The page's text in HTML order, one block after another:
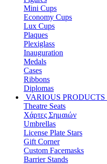
Mini Cups
Economy Cups
Lux Cups
Plaques
Plexiglass
Inauguration
Medals
Cases
Ribbons
Diplomas
VARIOUS PRODUCTS
Theatre Seats
Χάρτες Σημαιών
Umbrellas
License Plate Stars
Gift Corner
Custom Facemasks
Barrier Stands